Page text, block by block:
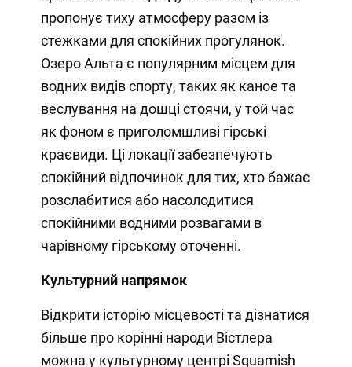
пропонує тиху атмосферу разом із
стежками для спокійних прогулянок.
Озеро Альта є популярним місцем для
водних видів спорту, таких як каное та
веслування на дошці стоячи, у той час
як фоном є приголомшливі гірські
краєвиди. Ці локації забезпечують
спокійний відпочинок для тих, хто бажає
розслабитися або насолодитися
спокійними водними розвагами в
чарівному гірському оточенні.
Культурний напрямок
Відкрити історію місцевості та дізнатися
більше про корінні народи Вістлера
можна у культурному центрі Squamish